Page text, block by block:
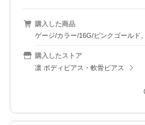
購入した商品
ゲージ/カラー/16G/ピンクゴールド
購入したストア
凛 ボディピアス・軟骨ピアス